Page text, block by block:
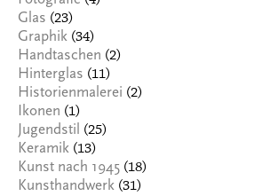
Glas (23)
Graphik (34)
Handtaschen (2)
Hinterglas (11)
Historienmalerei (2)
Ikonen (1)
Jugendstil (25)
Keramik (13)
Kunst nach 1945 (18)
Kunsthandwerk (31)